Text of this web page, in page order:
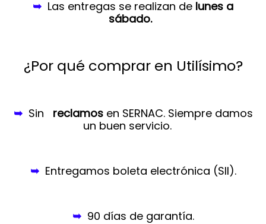
➥ Las entregas se realizan de lunes a
sábado.
¿Por qué comprar en Utilísimo?
➥ Sin reclamosen SERNAC. Siempre damos
un buen servicio.
➥ Entregamos boleta electrónica (SII).
➥ 90 días de garantía.